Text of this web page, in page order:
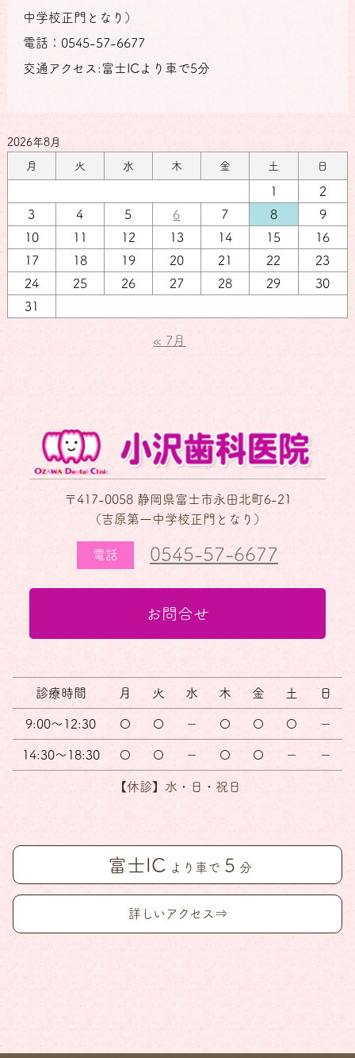
中学校正門となり）
電話：0545-57-6677
交通アクセス:富士ICより車で5分
2026年8月
月 火 水 木 金 土 日
1
2
3
4 5 6 7 8
9
10
11 12 13 14 15
16
17
18 19 20 21 22
23
24
25 26 27 28 29
30
31
« 7月
〒417-0058 静岡県富士市永田北町6-21
（吉原第一中学校正門となり）
電話 0545-57-6677
お問合せ
診療時間 月 火 水 木 金 土 日
9:00～12:30 〇 〇 － 〇 〇 〇 －
14:30～18:30 〇 〇 － 〇 〇 － －
【休診】水・日・祝日
富士IC より車で 5 分
詳しいアクセス⇒